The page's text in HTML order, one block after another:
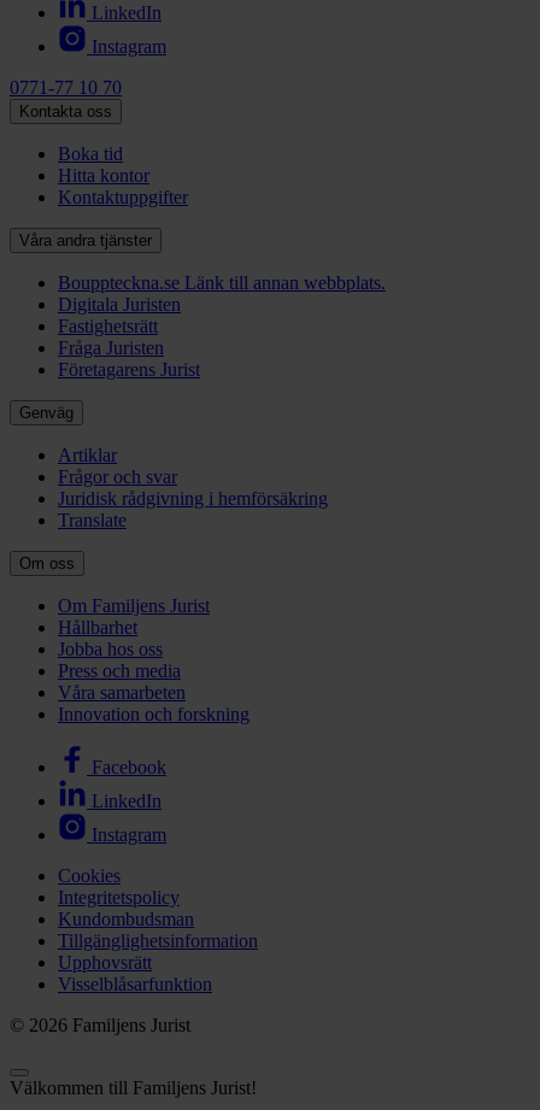
LinkedIn
Instagram
0771-77 10 70
Kontakta oss
Boka tid
Hitta kontor
Kontaktuppgifter
Våra andra tjänster
Bouppteckna.se Länk till annan webbplats.
Digitala Juristen
Fastighetsrätt
Fråga Juristen
Företagarens Jurist
Genväg
Artiklar
Frågor och svar
Juridisk rådgivning i hemförsäkring
Translate
Om oss
Om Familjens Jurist
Hållbarhet
Jobba hos oss
Press och media
Våra samarbeten
Innovation och forskning
Facebook
LinkedIn
Instagram
Cookies
Integritetspolicy
Kundombudsman
Tillgänglighetsinformation
Upphovsrätt
Visselblåsarfunktion
© 2026 Familjens Jurist
Välkommen till Familjens Jurist!